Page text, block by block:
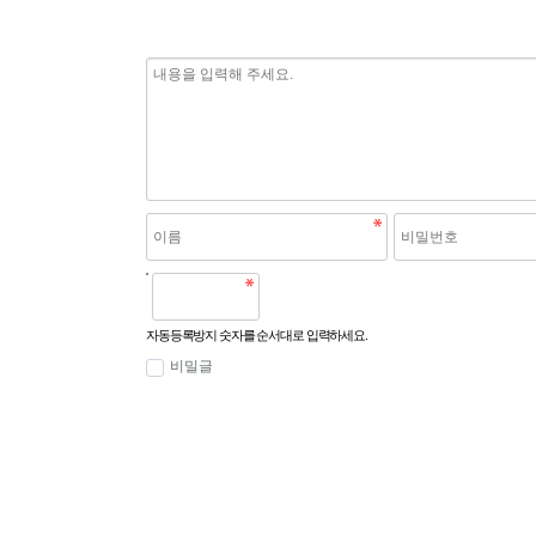
자동등록방지 숫자를 순서대로 입력하세요.
비밀글